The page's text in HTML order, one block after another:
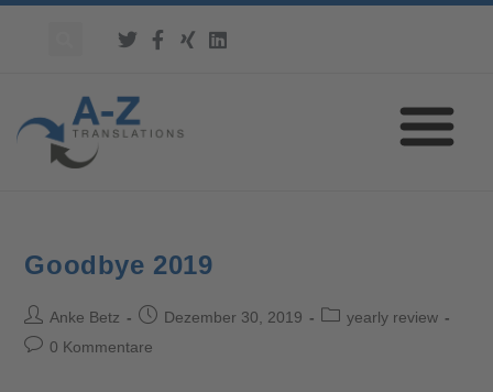
Goodbye 2019
Anke Betz Dezember 30, 2019
yearly review
0 Kommentare